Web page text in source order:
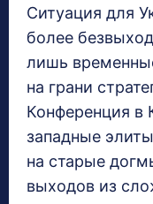
Ситуация для
более
лишь
на грани
Конференция в
западные
на старые
выходов из